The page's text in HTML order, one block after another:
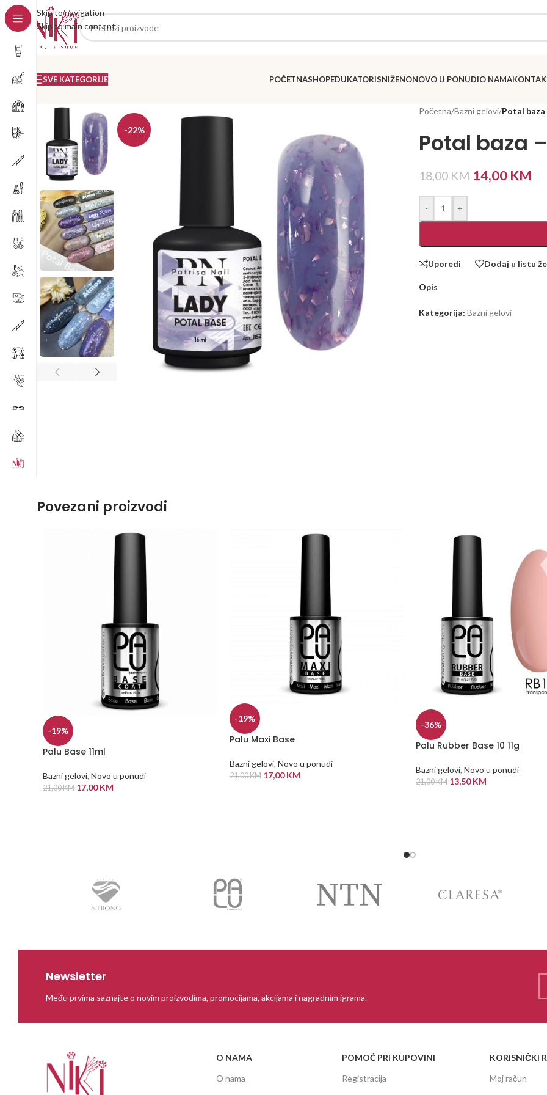
Skip to navigation
Skip to main content
SVE KATEGORIJE POČETNASHOPEDUKATORISNIŽENONOVO U PONUDIO NAMA
-22%
Početna/Bazni gelovi/Potal baza
Potal baza
18,00KM 14,00 KM
- +
Uporedi Dodaj u listu
Opis
Kategorija: Bazni gelovi
Povezani proizvodi
-19%
Palu Base 11ml
Bazni gelovi, Novo u ponudi
21,00KM 17,00KM
-19%
Palu Maxi Base
Bazni gelovi, Novo u ponudi
21,00KM 17,00KM
-36%
Palu Rubber Base 10 11g
Bazni gelovi, Novo u ponudi
21,00KM 13,50KM
Newsletter
Među prvima saznajte o novim proizvodima, promocijama, akcijama i nagradnim igrama.
O NAMA
O nama
POMOĆ PRI KUPOVINI
Registracija
KORISNIČKI
Moj račun